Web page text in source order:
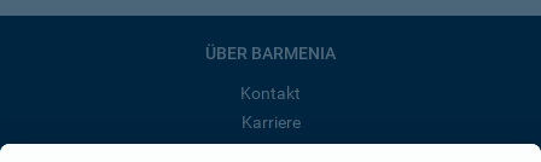
ÜBER BARMENIA
Kontakt
Karriere
Presse